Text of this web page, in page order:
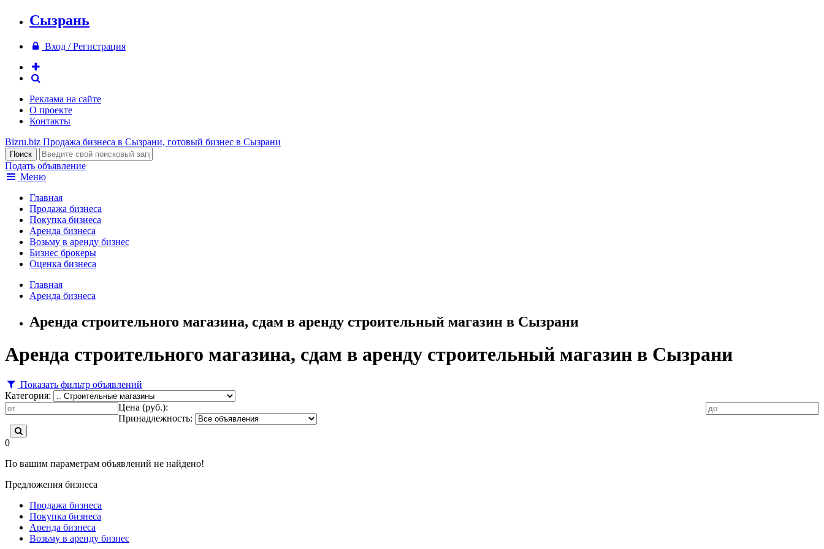
Сызрань
Вход / Регистрация
Реклама на сайте
О проекте
Контакты
Bizru.biz Продажа бизнеса в Сызрани, готовый бизнес в Сызрани
Подать объявление
Меню
Главная
Продажа бизнеса
Покупка бизнеса
Аренда бизнеса
Возьму в аренду бизнес
Бизнес брокеры
Оценка бизнеса
Главная
Аренда бизнеса
Аренда строительного магазина, сдам в аренду строительный магазин в Сызрани
Аренда строительного магазина, сдам в аренду строительный магазин в Сызрани
Показать фильтр объявлений
Категория:
Цена (руб.):
Принадлежность:
0
По вашим параметрам объявлений не найдено!
Предложения бизнеса
Продажа бизнеса
Покупка бизнеса
Аренда бизнеса
Возьму в аренду бизнес